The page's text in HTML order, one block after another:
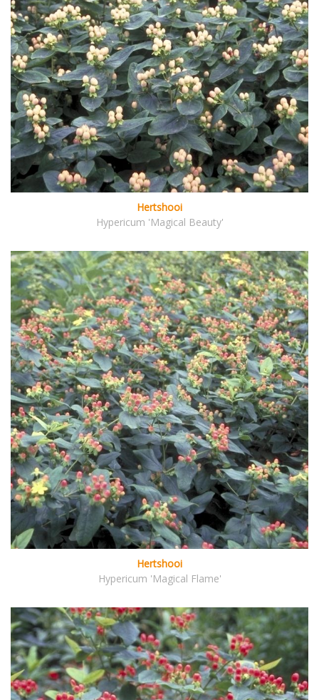
Hertshooi
Hypericum 'Magical Beauty'
Hertshooi
Hypericum 'Magical Flame'